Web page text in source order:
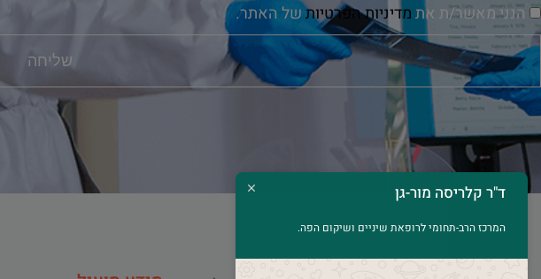
הנני מאשר/ת אתמדיניות הפרטיותשל האתר.
שליחה
ד"ר קלריסה מור-גן
המרכז הרב-תחומי לרופאת שיניים ושיקום הפה.